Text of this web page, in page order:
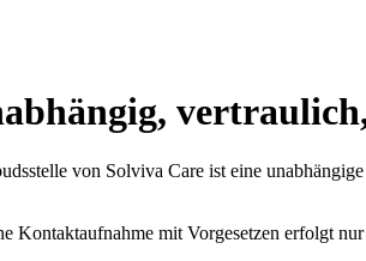
von Solviva Care ist eine
mit Vorgesetzen erfolgt